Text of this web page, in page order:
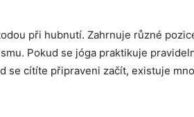
při hubnutí. Zahrnuje různé
Pokud se jóga praktikuje
se cítíte připraveni začít, existuje